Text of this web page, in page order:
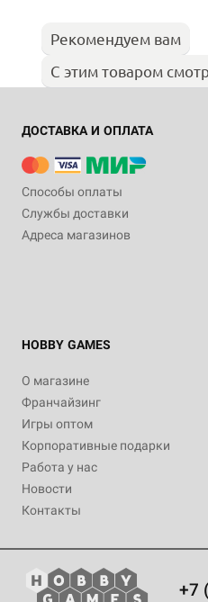
Рекомендуем вам
С этим товаром
ДОСТАВКА И ОПЛАТА
Способы оплаты
Службы доставки
Адреса магазинов
HOBBY GAMES
О магазине
Франчайзинг
Игры оптом
Корпоративные подарки
Работа у нас
Новости
Контакты
+7